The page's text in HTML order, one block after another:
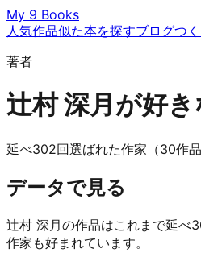
My 9 Books
人気作品似た本を探すブログつ
著者
辻村 深月が好
延べ302回選ばれた作家（30作品
データで見る
辻村 深月の作品はこれまで延べ
作家も好まれています。